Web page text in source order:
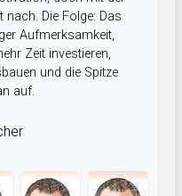
Die Folge: Das
Aufmerksamkeit,
Zeit investieren,
und die Spitze
auf.